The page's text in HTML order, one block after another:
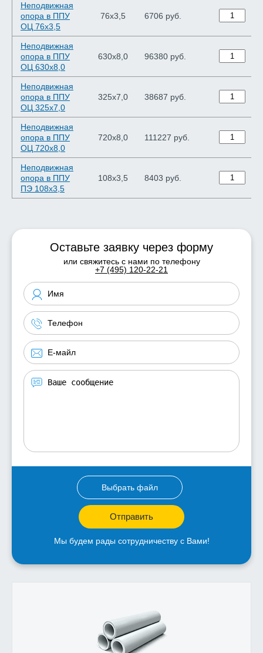
Неподвижная
опора в ППУ
ОЦ 76х3,5
76х3,5 6706 руб.
Неподвижная
опора в ППУ
ОЦ 630х8,0
630х8,0 96380 руб.
Неподвижная
опора в ППУ
ОЦ 325х7,0
325х7,0 38687 руб.
Неподвижная
опора в ППУ
ОЦ 720х8,0
720х8,0 111227 руб.
Неподвижная
опора в ППУ
ПЭ 108х3,5
108х3,5 8403 руб.
Оставьте заявку через форму
или свяжитесь с нами по телефону
+7 (495) 120-22-21
Выбрать файл
Отправить
Мы будем рады сотрудничеству с Вами!